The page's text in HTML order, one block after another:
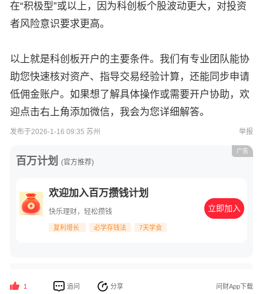
在“积极型”或以上，因为科创板个股波动更大，对投资
者风险意识要求更高。
以上就是科创板开户的主要条件。我们有专业团队能协
助您快速核对资产、指导交易经验计算，还能同步申请
低佣金账户。如果想了解具体操作或需要开户协助，欢
迎点击右上角添加微信，我会为您详细解答。
发布于2026-1-16 09:35 苏州 举报
百万计划 (官方推荐)
欢迎加入百万攒钱计划
快乐理财，轻松攒钱
复利增长 必学存钱法 7天学会
立即加入
广告
1 追问 分享 问财App下载